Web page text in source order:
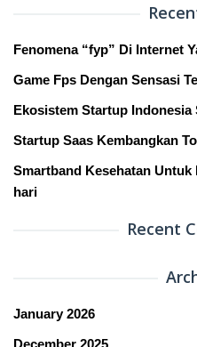
Fenomena “fyp” Di Internet
Game Fps Dengan Sensasi
Ekosistem Startup Indonesia
Startup Saas Kembangkan
Smartband Kesehatan
hari
Recent
January 2026
December 2025